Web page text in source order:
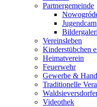
Partnergemeinde
Vereinsleben
Kinderstübchen
Heimatverein
Feuerwehr
Gewerbe &
Traditionelle
Videothek